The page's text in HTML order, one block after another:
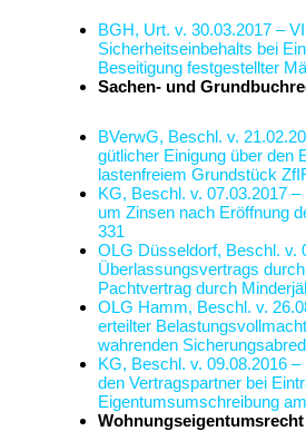
BGH, Urt. v. 30.03.2017 –
Sicherheitseinbehalts bei
Beseitigung festgestellter
Sachen- und
BVerwG, Beschl. v.
gütlicher Einigung über den
lastenfreiem Grundstück
KG, Beschl. v. 07.03.2017 –
um Zinsen nach Eröffnung
331
OLG Düsseldorf, Beschl. v.
Überlassungsvertrags
Pachtvertrag durch
OLG Hamm, Beschl. v.
erteilter
wahrenden
KG, Beschl. v. 09.08.2016 –
den Vertragspartner bei
Eigentumsumschreibung
Wohnungseigentumsrecht